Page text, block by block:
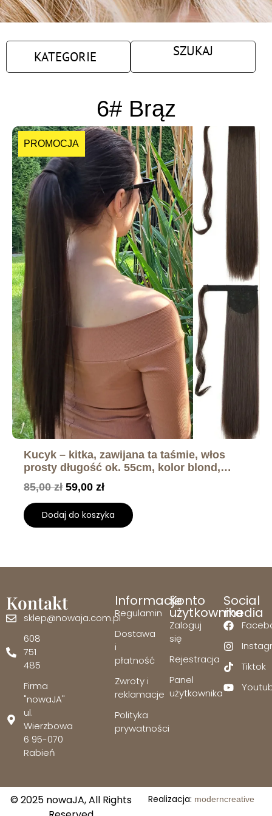
KATEGORIE SZUKAJ
6# Brąz
PROMOCJA
Kucyk – kitka, zawijana ta taśmie, włos
prosty długość ok. 55cm, kolor blond,
brąz, czarny, rudy
85,00zł 59,00zł
Dodaj do koszyka
Kontakt
sklep@nowaja.com.pl
608
751
485
Firma
"nowaJA"
ul.
Wierzbowa
6 95-070
Rabień
Informacje
Regulamin
Dostawa
i
płatność
Zwroty i
reklamacje
Polityka
prywatności
Konto
użytkownika
Zaloguj
się
Rejestracja
Panel
użytkownika
Social
media
Tiktok
© 2025 nowaJA, All Rights
Realizacja: moderncreative